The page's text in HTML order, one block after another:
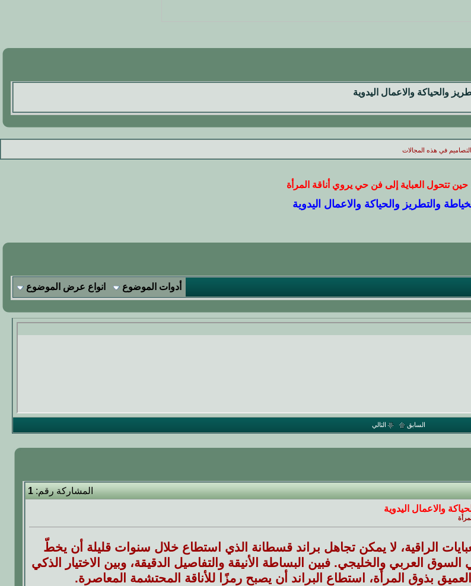
والحياكة والاعمال اليدوية
في هذه المجالات
تتحول العباية إلى فن حي يروي أناقة المرأة
والتطريز والحياكة والاعمال اليدوية
أدوات الموضوع انواع عرض الموضوع
السابق التالي
المشاركة رقم:1
والاعمال اليدوية
الراقية، لا يمكن تجاهل براند قسطانة الذي استطاع خلال سنوات قليلة أن يخطّ
العربي والخليجي. فبين البساطة الأنيقة والتفاصيل الدقيقة، وبين الاختيار الذكي
بذوق المرأة، استطاع البراند أن يصبح رمزًا للأناقة المحتشمة المعاصرة.